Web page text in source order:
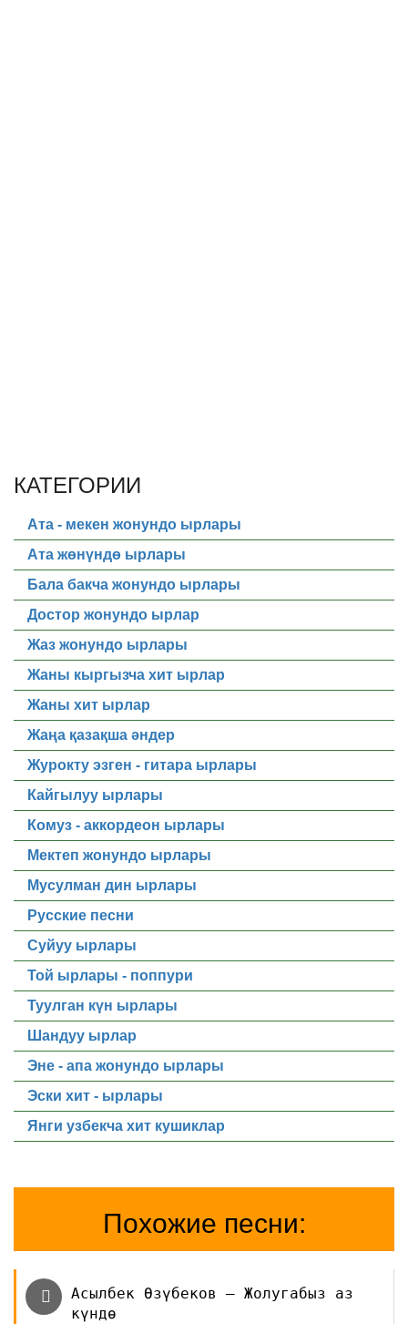
КАТЕГОРИИ
Ата - мекен жонундо ырлары
Ата жөнүндө ырлары
Бала бакча жонундо ырлары
Достор жонундо ырлар
Жаз жонундо ырлары
Жаны кыргызча хит ырлар
Жаны хит ырлар
Жаңа қазақша әндер
Журокту эзген - гитара ырлары
Кайгылуу ырлары
Комуз - аккордеон ырлары
Мектеп жонундо ырлары
Мусулман дин ырлары
Русские песни
Суйуу ырлары
Той ырлары - поппури
Туулган күн ырлары
Шандуу ырлар
Эне - апа жонундо ырлары
Эски хит - ырлары
Янги узбекча хит кушиклар
Похожие песни:
Асылбек Өзүбеков — Жолугабыз аз
күндө